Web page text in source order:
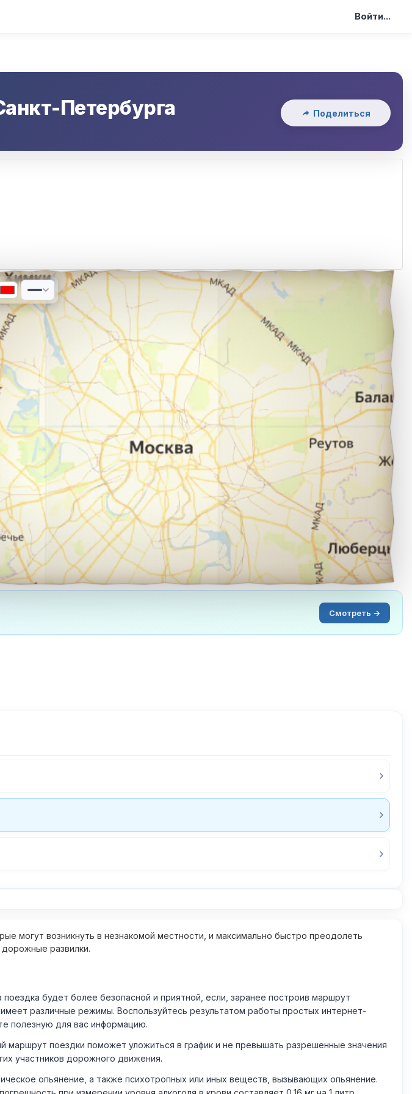
Войти...
Петербурга Поделиться
маршрута из города Ташкент в город Санкт-Петербург.
Смотреть →
могут возникнуть в незнакомой местности, и максимально быстро преодолеть
развилки.
будет более безопасной и приятной, если, заранее построив маршрут
различные режимы. Воспользуйтесь результатом работы простых интернет-
полезную для вас информацию.
поездки поможет уложиться в график и не превышать разрешенные значения
участников дорожного движения.
опьянение, а также психотропных или иных веществ, вызывающих опьянение.